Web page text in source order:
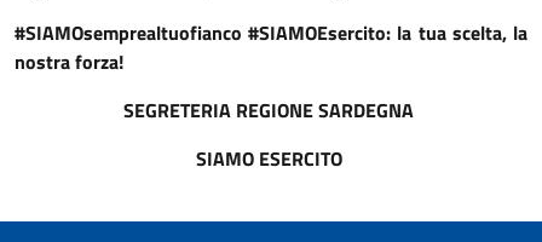
#SIAMOsemprealtuofianco #SIAMOEsercito: la tua scelta, la
nostra forza!
SEGRETERIA REGIONE SARDEGNA
SIAMO ESERCITO